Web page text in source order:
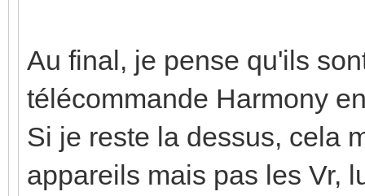
Au final, je pense qu'ils
télécommande Harmony
Si je reste la dessus, cela
appareils mais pas les Vr,